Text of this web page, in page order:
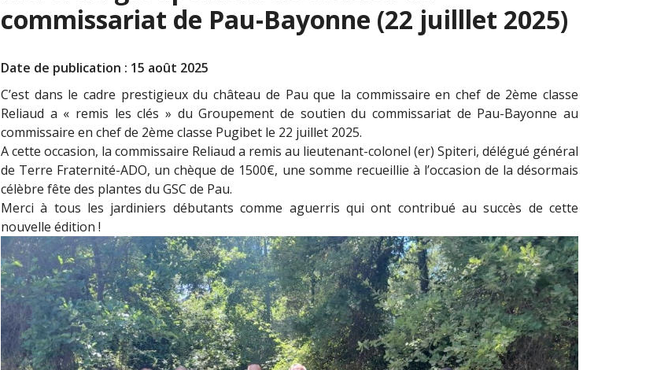
commissariat de Pau-Bayonne (22 juilllet 2025)
Date de publication : 15 août 2025
C’est dans le cadre prestigieux du château de Pau que la commissaire en chef de 2ème classe
Reliaud a « remis les clés » du Groupement de soutien du commissariat de Pau-Bayonne au
commissaire en chef de 2ème classe Pugibet le 22 juillet 2025.
A cette occasion, la commissaire Reliaud a remis au lieutenant-colonel (er) Spiteri, délégué général
de Terre Fraternité-ADO, un chèque de 1500€, une somme recueillie à l’occasion de la désormais
célèbre fête des plantes du GSC de Pau.
Merci à tous les jardiniers débutants comme aguerris qui ont contribué au succès de cette
nouvelle édition !